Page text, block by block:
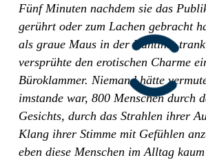
Fünf Minuten nachdem sie das
gerührt oder zum Lachen gebracht
als graue Maus in der Kantine,
versprühte den erotischen Charme
Büroklammer. Niemand hätte
imstande war, 800 Menschen durch
Gesichts, durch das Strahlen ihrer
Klang ihrer Stimme mit Gefühlen
eben diese Menschen im Alltag